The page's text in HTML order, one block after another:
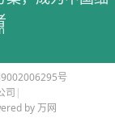
号
司 |
by 万网